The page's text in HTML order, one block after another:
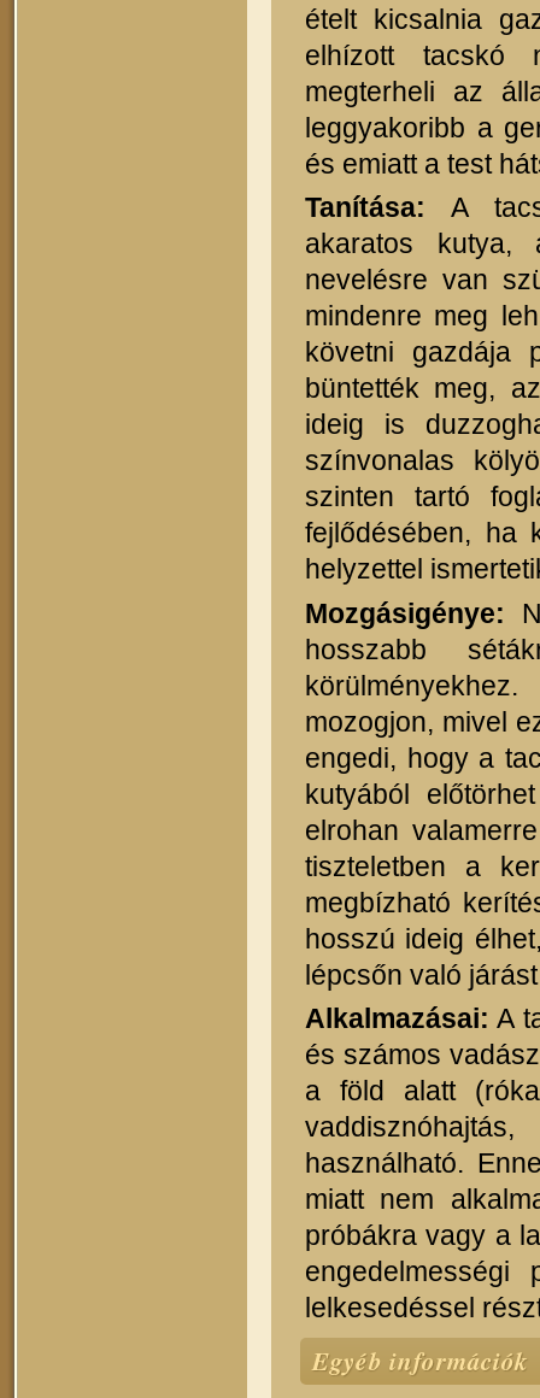
ételt kicsalnia
elhízott tacskó
megterheli az
leggyakoribb a
és emiatt a test
Tanítása: A
akaratos kutya,
nevelésre van
mindenre meg
követni gazdája
büntették meg,
ideig is
színvonalas
szinten tartó
fejlődésében, ha
helyzettel
Mozgásigénye:
hosszabb
mozogjon, mivel
engedi, hogy a
kutyából
elrohan
tiszteletben a
megbízható
hosszú ideig
lépcsőn való
Alkalmazásai: A
és számos
a föld alatt
használható.
miatt nem
próbákra vagy a
lelkesedéssel
Egyéb információk